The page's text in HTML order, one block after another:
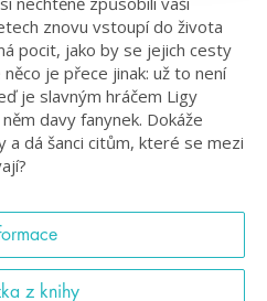
znovu vstoupí do života
pocit, jako by se jejich cesty
je přece jinak: už to není
je slavným hráčem Ligy
davy fanynek. Dokáže
a dá šanci citům, které se mezi
z knihy